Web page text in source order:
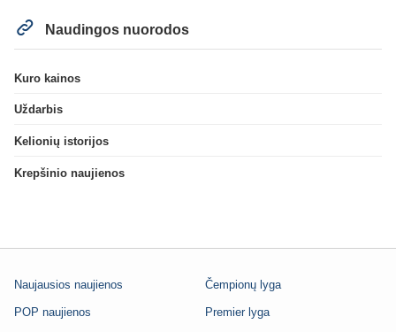
Naudingos nuorodos
Kuro kainos
Uždarbis
Kelionių istorijos
Krepšinio naujienos
Naujausios naujienos
POP naujienos
Čempionų lyga
Premier lyga